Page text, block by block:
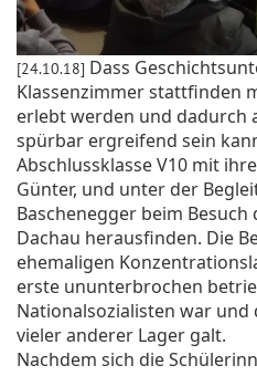
[24.10.18] Dass
Klassenzimmer stattfinden
erlebt werden und dadurch
spürbar ergreifend sein
Abschlussklasse V10 mit
Günter, und unter der
Baschenegger beim
Dachau herausfinden. Die
ehemaligen
erste ununterbrochen
Nationalsozialisten war und
vieler anderer Lager galt.
Nachdem sich die